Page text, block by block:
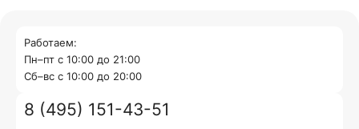
Работаем:
Пн–пт с 10:00 до 21:00
Cб–вс с 10:00 до 20:00
8 (495) 151-43-51